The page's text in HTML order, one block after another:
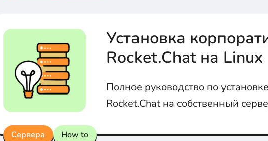
Сервера How to
Установка
Rocket.Chat на Linux
Полное руководство по
Rocket.Chat на собственный